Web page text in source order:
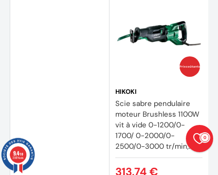
Prix coûtants
HIKOKI
Scie sabre pendulaire
moteur Brushless 1100W
vit à vide 0-1200/0-
1700/ 0-2000/0-
2500/0-3000 tr/min,
Courses 32mm, cap.
Acier 19mm, bois
313,74 €
0
9.4/10
23874 avis